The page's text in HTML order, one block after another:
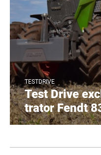
TESTDRIVE
Test Drive
trator Fendt